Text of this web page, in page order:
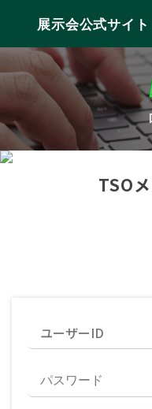
展示会公式サイト
TSO